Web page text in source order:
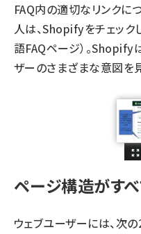
FAQ内の適切なリンクに
人は、Shopifyをチェック
語FAQページ）。Shopify
ザーのさまざまな意図を
ページ構造がす
ウェブユーザーには、次